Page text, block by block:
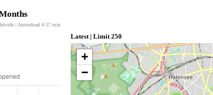
| Autoreload 4:56 min
Latest | Limit 250
+
−